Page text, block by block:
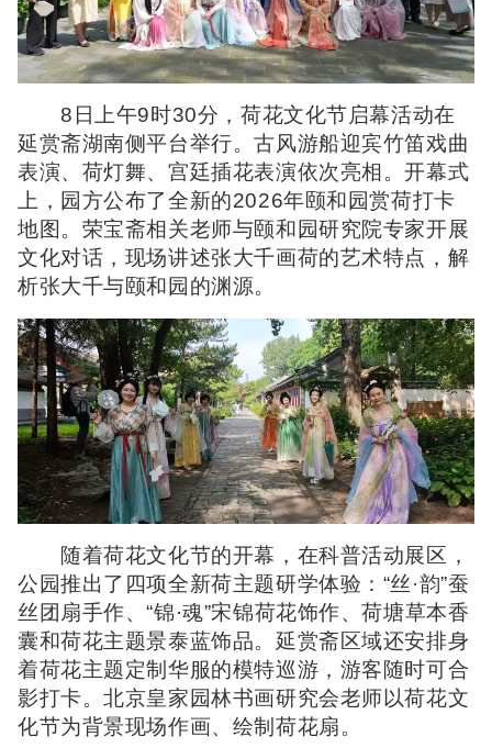
8日上午9时30分，荷花文化节启幕活动在
延赏斋湖南侧平台举行。古风游船迎宾竹笛戏曲
表演、荷灯舞、宫廷插花表演依次亮相。开幕式
上，园方公布了全新的2026年颐和园赏荷打卡
地图。荣宝斋相关老师与颐和园研究院专家开展
文化对话，现场讲述张大千画荷的艺术特点，解
析张大千与颐和园的渊源。
随着荷花文化节的开幕，在科普活动展区，
公园推出了四项全新荷主题研学体验：“丝·韵”蚕
丝团扇手作、“锦·魂”宋锦荷花饰作、荷塘草本香
囊和荷花主题景泰蓝饰品。延赏斋区域还安排身
着荷花主题定制华服的模特巡游，游客随时可合
影打卡。北京皇家园林书画研究会老师以荷花文
化节为背景现场作画、绘制荷花扇。